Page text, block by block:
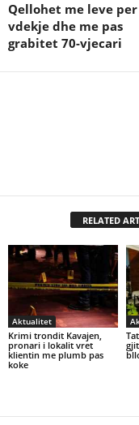
Qellohet me leve per
vdekje dhe me pas
grabitet 70-vjecari
RELATED
Aktualitet
Krimi trondit Kavajen,
pronari i lokalit vret
klientin me plumb pas
koke